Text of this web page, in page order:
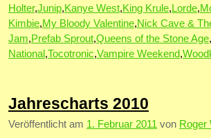
Holter,Junip,Kanye West,King Krule,Lorde,
Kimbie,My Bloody Valentine,Nick Cave &
Jam,Prefab Sprout,Queens of the Stone Age,
National,Tocotronic,Vampire Weekend,
Jahrescharts 2010
Veröffentlicht am 1. Februar 2011 von Roger